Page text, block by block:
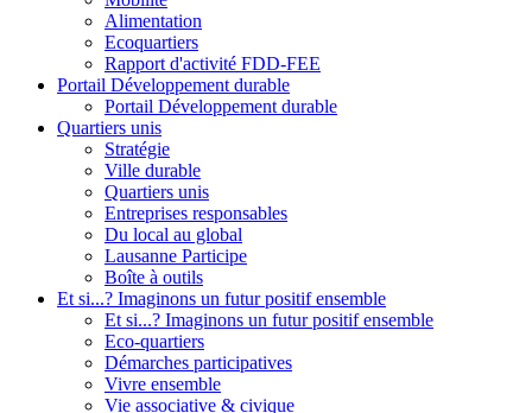
Alimentation
Ecoquartiers
Rapport d'activité FDD-FEE
Portail Développement durable
Portail Développement durable
Quartiers unis
Stratégie
Ville durable
Quartiers unis
Entreprises responsables
Du local au global
Lausanne Participe
Boîte à outils
Et si...? Imaginons un futur positif ensemble
Et si...? Imaginons un futur positif ensemble
Eco-quartiers
Démarches participatives
Vivre ensemble
Vie associative & civique